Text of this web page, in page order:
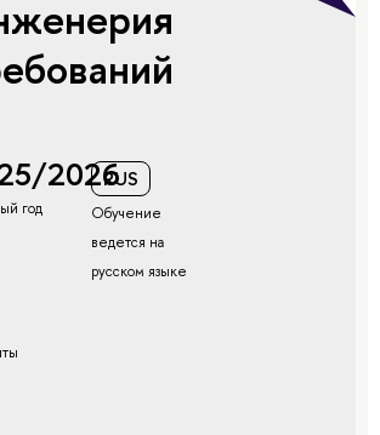
2026
год
RUS
Обучение
ведется на
русском языке